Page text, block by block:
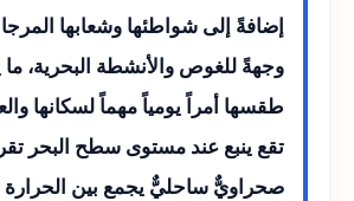
إضافةً إلى شواطئها وشعابها
وجهةً للغوص والأنشطة البحرية، ما
طقسها أمراً يومياً مهماً لسكانها
تقع ينبع عند مستوى سطح البحر
صحراويٌّ ساحليٌّ يجمع بين الحرارة